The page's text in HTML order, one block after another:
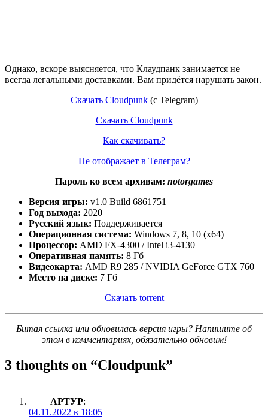
Однако, вскоре выясняется, что Клаудпанк занимается не
всегда легальными доставками. Вам придётся нарушать закон.
Скачать Cloudpunk(с Telegram)
Скачать Cloudpunk
Как скачивать?
Не отображает в Телеграм?
Пароль ко всем архивам: notorgames
Версия игры: v1.0 Build 6861751
Год выхода: 2020
Русский язык: Поддерживается
Операционная система: Windows 7, 8, 10 (x64)
Процессор: AMD FX-4300 / Intel i3-4130
Оперативная память: 8 Гб
Видеокарта: AMD R9 285 / NVIDIA GeForce GTX 760
Место на диске: 7 Гб
Скачать torrent
Битая ссылка или обновилась версия игры? Напишите об
этом в комментариях, обязательно обновим!
3 thoughts on “Cloudpunk”
АРТУР:
04.11.2022 в 18:05